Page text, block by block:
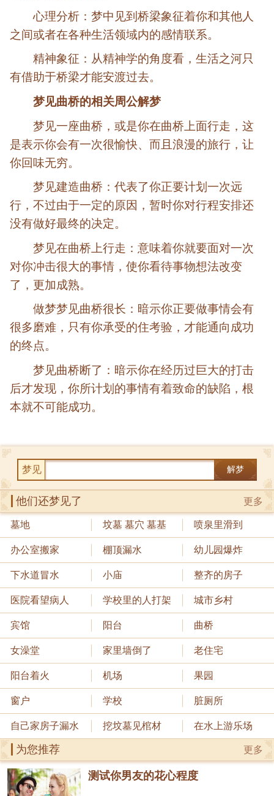
心理分析：梦中见到桥梁象征着你和其他人
之间或者在各种生活领域内的感情联系。
精神象征：从精神学的角度看，生活之河只
有借助于桥梁才能安渡过去。
梦见曲桥的相关周公解梦
梦见一座曲桥，或是你在曲桥上面行走，这
是表示你会有一次很愉快、而且浪漫的旅行，让
你回味无穷。
梦见建造曲桥：代表了你正要计划一次远
行，不过由于一定的原因，暂时你对行程安排还
没有做好最终的决定。
梦见在曲桥上行走：意味着你就要面对一次
对你冲击很大的事情，使你看待事物想法改变
了，更加成熟。
做梦梦见曲桥很长：暗示你正要做事情会有
很多磨难，只有你承受的住考验，才能通向成功
的终点。
梦见曲桥断了：暗示你在经历过巨大的打击
后才发现，你所计划的事情有着致命的缺陷，根
本就不可能成功。
梦见 解梦
更多
他们还梦见了
墓地 坟墓 墓穴 墓基 喷泉里滑到
办公室搬家 棚顶漏水 幼儿园爆炸
下水道冒水 小庙 整齐的房子
医院看望病人 学校里的人打架 城市乡村
宾馆 阳台 曲桥
女澡堂 家里墙倒了 老住宅
阳台着火 机场 果园
窗户 学校 脏厕所
自己家房子漏水 挖坟墓见棺材 在水上游乐场
更多
为您推荐
测试你男友的花心程度